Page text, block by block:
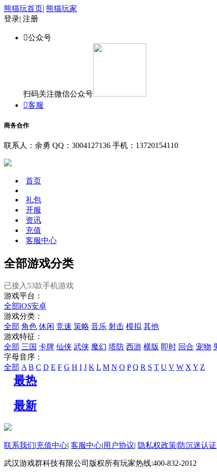
熊猫玩首页| 熊猫玩家
登录| 注册
公众号
扫码关注微信公众号
客服
商务合作
联系人：余勇 QQ：3004127136 手机：13720154110
首页
礼包
开服
资讯
充值
客服中心
全部游戏分类
已接入 53款手机游戏
游戏平台：
全部IOS安卓
游戏分类：
全部 角色 休闲 竞速 策略 音乐 射击 模拟 其他
游戏特征：
全部 三国 卡牌 仙侠 武侠 魔幻 塔防 西游 横版 即时 回合 宠物
字母音序：
全部 A B C D E F G H I J K L M N O P Q R S T U V W X Y Z
最热
最新
联系我们|充值中心| 客服中心|用户协议| 隐私权政策|防沉迷认证
武汉游戏群科技有限公司版权所有玩家热线:400-832-2012